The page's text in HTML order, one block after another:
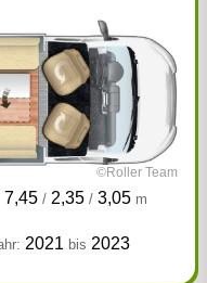
©Roller Team
7,45/ 2,35/ 3,05 m
2021 bis 2023